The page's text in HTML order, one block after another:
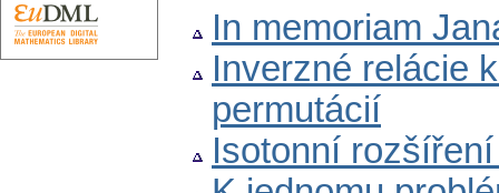
In memoriam
Inverzné relácie
permutácií
Isotonní